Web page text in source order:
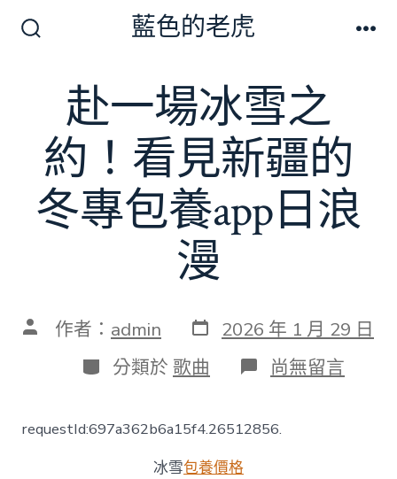
藍色的老虎
赴一場冰雪之
約！看見新疆的
冬專包養app日浪
漫
文 作者： admin 發
表
日
期
2026 年 1 月 29 日
分
類
分類於 歌曲 在
〈赴
場
冰
尚無留言
requestId:697a362b6a15f4.26512856.
冰雪包養價格